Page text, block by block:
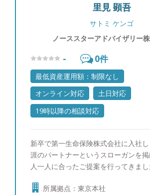
里見 顕吾
サトミ ケンゴ
ノーススターアドバイザリー
- 0件
最低資産運用額：制限なし
オンライン対応
土日対応
19時以降の相談対応
新卒で第一生命保険株式会社に入社
涯のパートナーというスローガンを
人一人に合ったご提案を行ってきま
の看板としてホームページにも掲載さ
所属拠点：東京本社